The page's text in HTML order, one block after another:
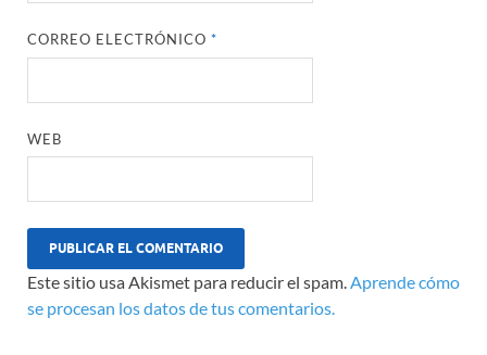
CORREO ELECTRÓNICO*
WEB
Este sitio usa Akismet para reducir el spam.Aprende cómo
se procesan los datos de tus comentarios.